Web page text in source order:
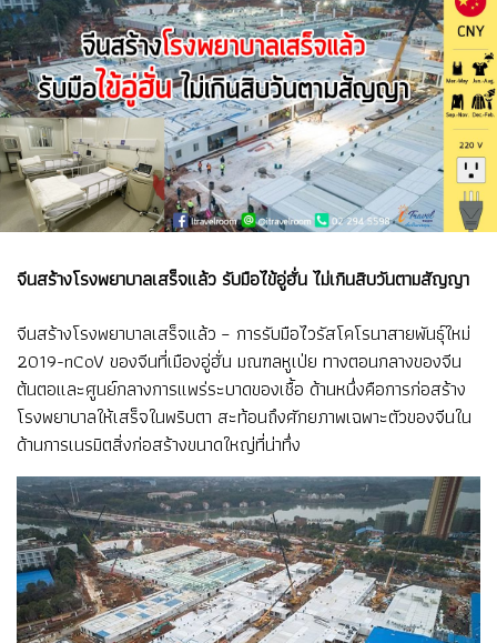
จีนสร้างโรงพยาบาลเสร็จแล้ว รับมือไข้อู่ฮั่น ไม่เกินสิบวันตามสัญญา
จีนสร้างโรงพยาบาลเสร็จแล้ว – การรับมือไวรัสโคโรนาสายพันธุ์ใหม่
2019-nCoV ของจีนที่เมืองอู่ฮั่น มณฑลหูเป่ย ทางตอนกลางของจีน
ต้นตอและศูนย์กลางการแพร่ระบาดของเชื้อ ด้านหนึ่งคือการก่อสร้าง
โรงพยาบาลให้เสร็จในพริบตา สะท้อนถึงศักยภาพเฉพาะตัวของจีนใน
ด้านการเนรมิตสิ่งก่อสร้างขนาดใหญ่ที่น่าทึ่ง